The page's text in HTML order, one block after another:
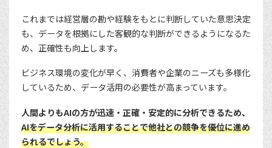
これまでは経営層の勘や経験をもとに判断していた意思決定
も、データを根拠にした客観的な判断ができるようになるた
め、正確性も向上します。
ビジネス環境の変化が早く、消費者や企業のニーズも多様化
しているため、データ活用の必要性が高まっています。
人間よりもAIの方が迅速・正確・安定的に分析できるため、
AIをデータ分析に活用することで他社との競争を優位に進め
られるでしょう。